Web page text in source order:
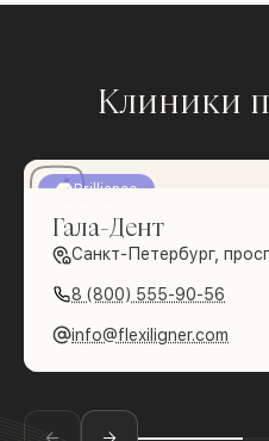
Клиники
Brilliance
Гала-Дент
Санкт-Петербург,
8 (800) 555-90-56
info@flexiligner.com